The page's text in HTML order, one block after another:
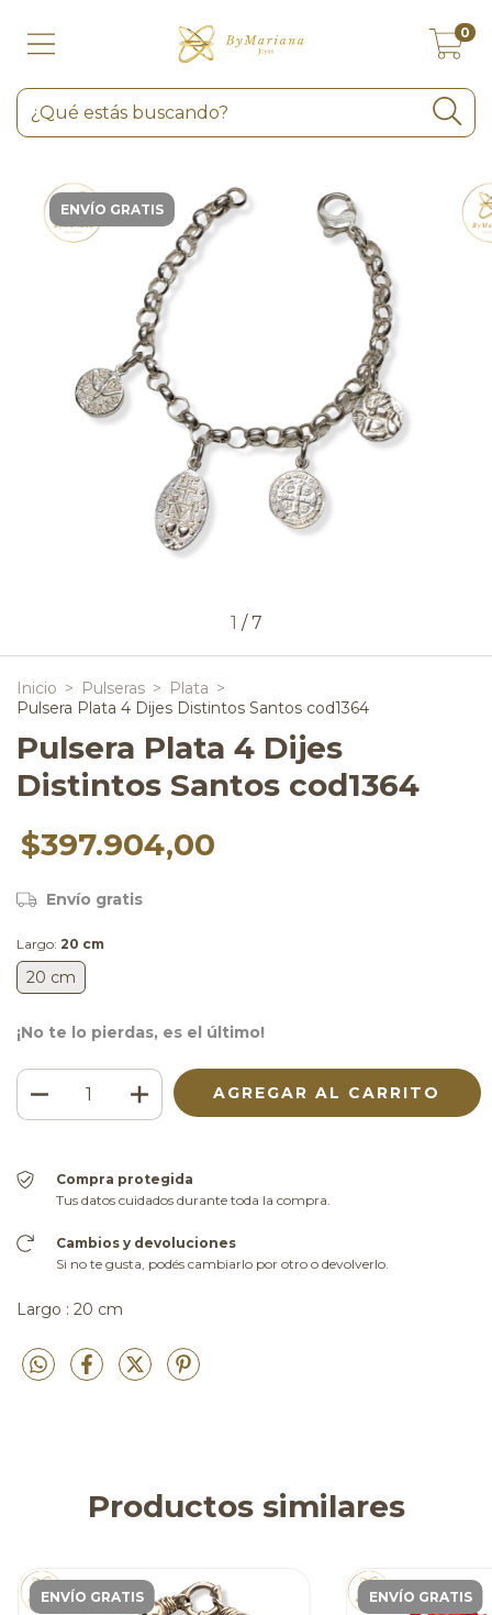
0
ENVÍO GRATIS
1 /7
Inicio > Pulseras > Plata >
Pulsera Plata 4 Dijes Distintos Santos cod1364
Pulsera Plata 4 Dijes
Distintos Santos cod1364
$397.904,00
Envío gratis
Largo: 20 cm
20 cm
¡No te lo pierdas, es el último!
Compra protegida
Tus datos cuidados durante toda la compra.
Cambios y devoluciones
Si no te gusta, podés cambiarlo por otro o devolverlo.
Largo : 20 cm
Productos similares
ENVÍO GRATIS ENVÍO GRATIS